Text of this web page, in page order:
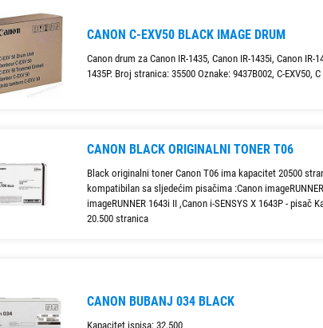
originalnih tonera
da vaš printer proizvodi najkvalitetnije ispise, sa živopisnim bojama i
traju duže, smanjujući potrebu za čestim zamjenama i povećavajući
izrađeni za vaš Canon printer, osiguravajući optimalnu
tonere.
CANON C-EXV50 BLACK IMAGE DRUM
Canon drum za Canon IR-1435, Canon IR-1435i, Canon IR-
1435P. Broj stranica: 35500 Oznake: 9437B002, C-EXV50, C
CANON BLACK ORIGINALNI TONER T06
Black originalni toner Canon T06 ima kapacitet 20500
kompatibilan sa sljedećim pisačima :Canon
imageRUNNER 1643i II ,Canon i-SENSYS X 1643P - pisač
20.500 stranica
CANON BUBANJ 034 BLACK
Kapacitet ispisa: 32,500